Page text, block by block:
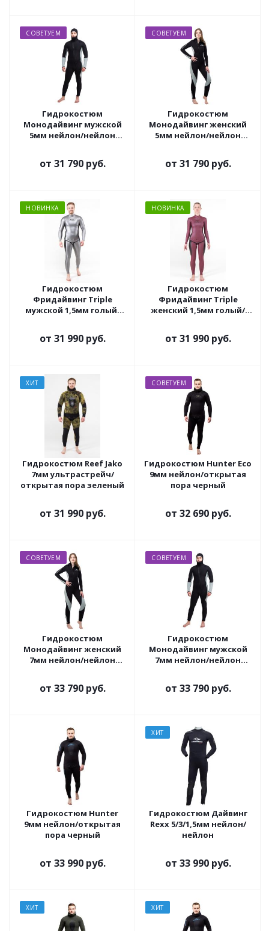
СОВЕТУЕМ
Гидрокостюм
Монодайвинг мужской
5мм нейлон/нейлон
от 31 790 руб.
СОВЕТУЕМ
Гидрокостюм
Монодайвинг женский
5мм нейлон/нейлон
от 31 790 руб.
НОВИНКА
Гидрокостюм
Фридайвинг Triple
мужской 1,5мм голый/
от 31 990 руб.
НОВИНКА
Гидрокостюм
Фридайвинг Triple
женский 1,5мм голый/
от 31 990 руб.
ХИТ
Гидрокостюм Reef Jako
7мм ультрастрейч/
открытая пора зеленый
от 31 990 руб.
СОВЕТУЕМ
Гидрокостюм Hunter Eco
9мм нейлон/открытая
пора черный
от 32 690 руб.
СОВЕТУЕМ
Гидрокостюм
Монодайвинг женский
7мм нейлон/нейлон
от 33 790 руб.
СОВЕТУЕМ
Гидрокостюм
Монодайвинг мужской
7мм нейлон/нейлон
от 33 790 руб.
Гидрокостюм Hunter
9мм нейлон/открытая
пора черный
от 33 990 руб.
ХИТ
Гидрокостюм Дайвинг
Rexx 5/3/1,5мм нейлон/
нейлон
от 33 990 руб.
ХИТ ХИТ